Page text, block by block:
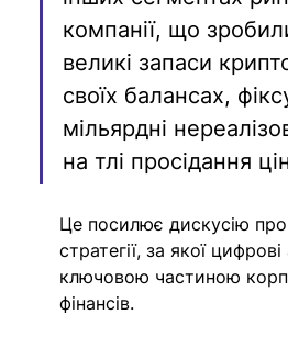
компанії, що
великі запаси
своїх балансах,
мільярдні
на тлі просідання
Це посилює дискусію
стратегії, за якої
ключовою частиною
фінансів.